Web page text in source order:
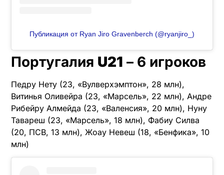
Публикация от Ryan Jiro Gravenberch (@ryanjiro_)
Португалия U21 – 6 игроков
Педру Нету (23, «Вулверхэмптон», 28 млн),
Витинья Оливейра (23, «Марсель», 22 млн), Андре
Рибейру Алмейда (23, «Валенсия», 20 млн), Нуну
Тавареш (23, «Марсель», 18 млн), Фабиу Силва
(20, ПСВ, 13 млн), Жоау Невеш (18, «Бенфика», 10
млн)